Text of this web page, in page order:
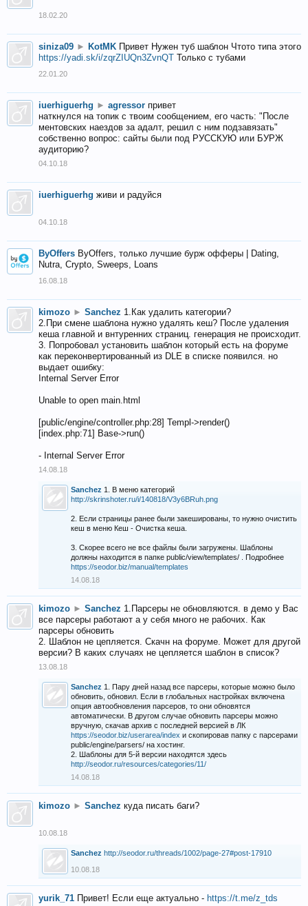
18.02.20
siniza09 ► KotMK Привет Нужен туб шаблон Чтото типа этого
https://yadi.sk/i/zqrZIUQn3ZvnQT Только с тубами
22.01.20
iuerhiguerhg ► agressor привет
наткнулся на топик с твоим сообщением, его часть: "После
ментовских наездов за адалт, решил с ним подзавязать"
собственно вопрос: сайты были под РУССКУЮ или БУРЖ
аудиторию?
04.10.18
iuerhiguerhg живи и радуйся
04.10.18
ByOffers ByOffers, только лучшие бурж офферы | Dating,
Nutra, Crypto, Sweeps, Loans
16.08.18
kimozo ► Sanchez 1.Как удалить категории?
2.При смене шаблона нужно удалять кеш? После удаления
кеша главной и внтуренних страниц. генерация не происходит.
3. Попробовал установить шаблон который есть на форуме
как переконвертированный из DLE в списке появился. но
выдает ошибку:
Internal Server Error
Unable to open main.html
[public/engine/controller.php:28] Templ->render()
[index.php:71] Base->run()
- Internal Server Error
14.08.18
Sanchez 1. В меню категорий
http://skrinshoter.ru/i/140818/V3y6BRuh.png
2. Если страницы ранее были закешированы, то нужно очистить
кеш в меню Кеш - Очистка кеша.
3. Скорее всего не все файлы были загружены. Шаблоны
должны находится в папке public/view/templates/ . Подробнее
https://seodor.biz/manual/templates
14.08.18
kimozo ► Sanchez 1.Парсеры не обновляются. в демо у Вас
все парсеры работают а у себя много не рабочих. Как
парсеры обновить
2. Шаблон не цепляется. Скачн на форуме. Может для другой
версии? В каких случаях не цепляется шаблон в список?
13.08.18
Sanchez 1. Пару дней назад все парсеры, которые можно было
обновить, обновил. Если в глобальных настройках включена
опция автообновления парсеров, то они обновятся
автоматически. В другом случае обновить парсеры можно
вручную, скачав архив с последней версией в ЛК
https://seodor.biz/userarea/index и скопировав папку с парсерами
public/engine/parsers/ на хостинг.
2. Шаблоны для 5-й версии находятся здесь
http://seodor.ru/resources/categories/11/
14.08.18
kimozo ► Sanchez куда писать баги?
10.08.18
Sanchez http://seodor.ru/threads/1002/page-27#post-17910
10.08.18
yurik_71 Привет! Если еще актуально - https://t.me/z_tds